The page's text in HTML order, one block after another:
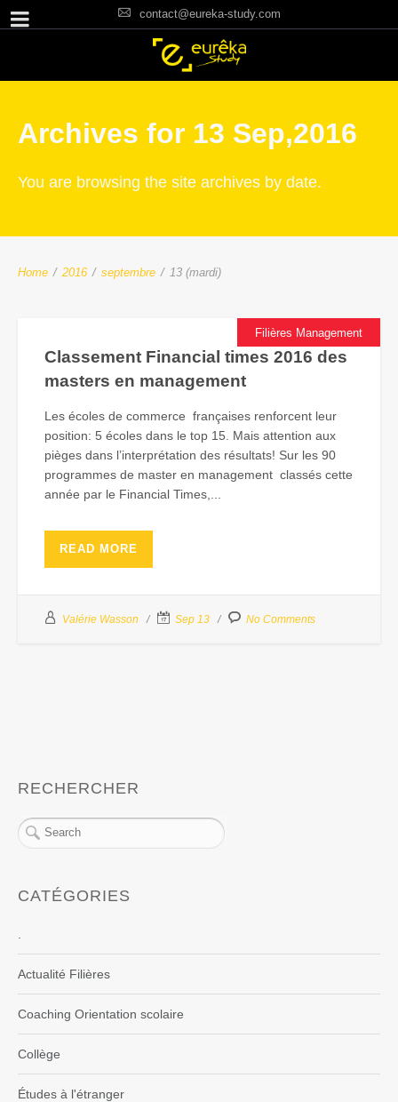
contact@eureka-study.com
Archives for 13 Sep,2016
You are browsing the site archives by date.
Home / 2016 / septembre / 13 (mardi)
Filières Management
Classement Financial times 2016 des
masters en management
Les écoles de commerce françaises renforcent leur
position: 5 écoles dans le top 15. Mais attention aux
pièges dans l’interprétation des résultats! Sur les 90
programmes de master en management classés cette
année par le Financial Times,...
READ MORE
Valérie Wasson Sep 13 No Comments
RECHERCHER
CATÉGORIES
Actualité Filières
Coaching Orientation scolaire
Collège
Études à l'étranger